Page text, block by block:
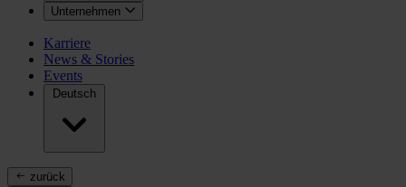
Unternehmen
Karriere
News & Stories
Events
Deutsch
zurück